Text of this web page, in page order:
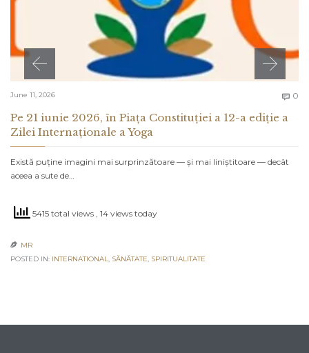
June 11, 2026  0
Pe 21 iunie 2026, în Piața Constituției a 12-a ediție a
Zilei Internaționale a Yoga
Există puține imagini mai surprinzătoare — și mai liniștitoare — decât
aceea a sute de…
5415 total views , 14 views today
 MR
POSTED IN: INTERNATIONAL, SĂNĂTATE, SPIRITUALITATE